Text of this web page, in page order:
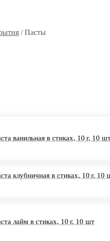
/Пасты
ванильная в стиках, 10 г, 10
клубничная в стиках, 10 г, 10
лайм в стиках, 10 г, 10 шт